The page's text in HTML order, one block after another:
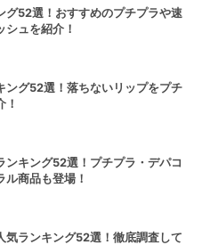
グ52選！おすすめのプチプラや速
ュを紹介！
ング52選！落ちないリップをプチ
！
ンキング52選！プチプラ・デパコ
ル商品も登場！
気ランキング52選！徹底調査して